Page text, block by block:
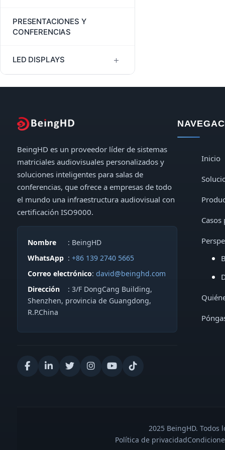
JEP2000 Extenders
Controladores de pared para
TV
HDMI Switchers
PRESENTACIONES Y
CONFERENCIAS
LED DISPLAYS +
Digital LED Posters & Kiosks
BeingHD es un proveedor líder de sistemas
matriciales audiovisuales personalizados y
soluciones inteligentes para salas de
conferencias, que ofrece a empresas de todo
el mundo una infraestructura audiovisual con
certificación ISO9000.
Nombre
: BeingHD
WhatsApp : +86 139 2740 5665
Correo electrónico: david@beinghd.com
Dirección
: 3/F DongCang Building,
Shenzhen, provincia de Guangdong,
R.P.China
Inicio
Casos
2025 BeingHD. Todos
Política de privacidad